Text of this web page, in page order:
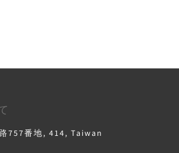
757番地, 414, Taiwan